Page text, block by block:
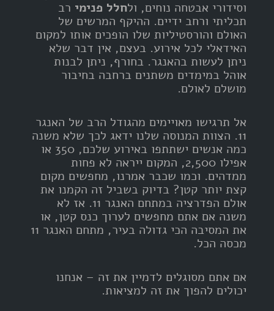
וסידורי אבטחה נוחים, ולחלל פנימי רב
תכליתי ורחב ידיים. ההיקף המרשים של
האולם והורסטיליות שלו הופכים אותו למקום
האידאלי לכל אירוע. בעצם, אין דבר שלא
ניתן לעשות בהאנגר. בחורף, ניתן לבנות
אוהל במימדים משתנים ברחבה בחיבור
מושלם לאולם.
אל תרגישו מאויימים מהגודל הרב של האנגר
11. הצוות המנוסה שלנו ידאג לכך שלא משנה
כמה אנשים ישתתפו באירוע שלכם, 350 או
אפילו 2,500, המקום ייראה לא פחות
ממדהים. וכמו שכבר אמרנו, מחפשים מקום
קצת יותר קטן? בדיוק בשביל זה הקמנו את
אולם הפדרציה במתחם האנגר 11. אז לא
משנה אם אתם מחפשים לערוך כנס קטן, או
את המסיבה הכי גדולה בעיר, מתחם האנגר 11
מכסה הכל.
אם אתם מסוגלים לדמיין את זה – אנחנו
יכולים להפוך את זה למציאות.